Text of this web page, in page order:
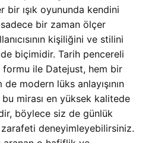
bir ışık oyununda kendini
bir zaman ölçer
kişiliğini ve stilini
biçimidir. Tarih pencereli
formu ile Datejust, hem bir
de modern lüks anlayışının
mirası en yüksek kalitede
böylece siz de günlük
zarafeti deneyimleyebilirsiniz.